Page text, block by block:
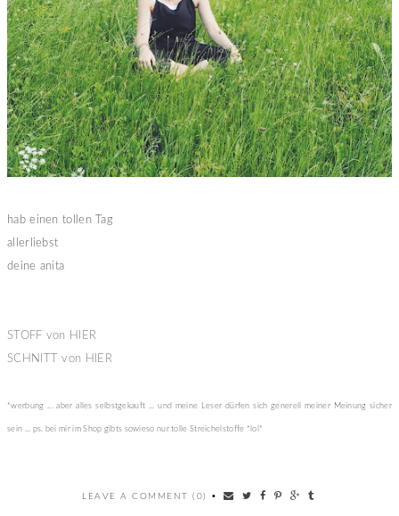
hab einen tollen Tag
allerliebst
deine anita
STOFF von HIER
SCHNITT von HIER
*werbung ... aber alles selbstgekauft ... und meine Leser dürfen sich generell meiner Meinung sicher
sein ... ps. bei mir im Shop gibts sowieso nur tolle Streichelstoffe *lol*
LEAVE A COMMENT (0) •